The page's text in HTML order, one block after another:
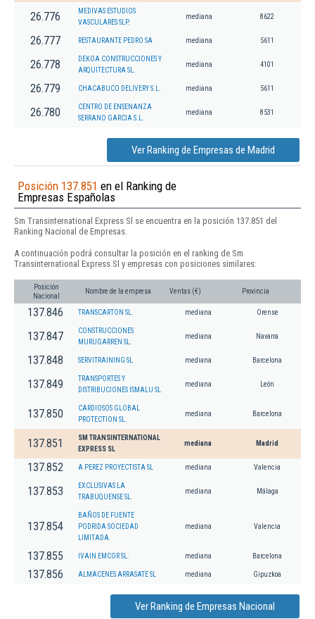
26.776
MEDIVAS ESTUDIOS
VASCULARES SLP.
mediana 8622
26.777 RESTAURANTE PEDRO SA mediana 5611
26.778
DEKOA CONSTRUCCIONES Y
ARQUITECTURA SL.
mediana 4101
26.779 CHACABUCO DELIVERY S.L. mediana 5611
26.780
CENTRO DE ENSENANZA
SERRANO GARCIA S.L.
mediana 8531
Ver Ranking de Empresas de Madrid
Posición 137.851 en el Ranking de
Empresas Españolas
Sm Transinternational Express Sl se encuentra en la posición 137.851 del
Ranking Nacional de Empresas.
A continuación podrá consultar la posición en el ranking de Sm
Transinternational Express Sl y empresas con posiciones similares:
Posición
Nacional
Nombre de la empresa Ventas (€) Provincia
137.846 TRANSCARTON SL. mediana Orense
137.847
CONSTRUCCIONES
MURUGARREN SL.
mediana Navarra
137.848 SERVITRAINING SL mediana Barcelona
137.849
TRANSPORTES Y
DISTRIBUCIONES ISMALU SL
mediana León
137.850
CARDIOSOS GLOBAL
PROTECTION SL.
mediana Barcelona
137.851
SM TRANSINTERNATIONAL
EXPRESS SL
mediana Madrid
137.852 A PEREZ PROYECTISTA SL mediana Valencia
137.853
EXCLUSIVAS LA
TRABUQUENSE SL.
mediana Málaga
137.854
BAÑOS DE FUENTE
PODRIDA SOCIEDAD
LIMITADA.
mediana Valencia
137.855 IVAIN EMCOR SL. mediana Barcelona
137.856 ALMACENES ARRASATE SL mediana Gipuzkoa
Ver Ranking de Empresas Nacional